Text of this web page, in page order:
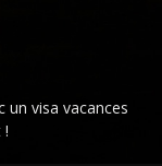
un visa vacances
!